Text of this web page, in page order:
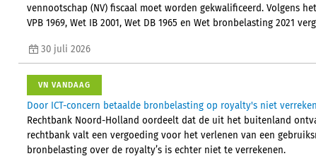
vennootschap (NV) fiscaal moet worden gekwalificeerd. Volgens
VPB 1969, Wet IB 2001, Wet DB 1965 en Wet bronbelasting 2021
30 juli 2026
VN VANDAAG
Door ICT-concern betaalde bronbelasting op royalty's niet
Rechtbank Noord-Holland oordeelt dat de uit het buitenland
rechtbank valt een vergoeding voor het verlenen van een
bronbelasting over de royalty’s is echter niet te verrekenen.